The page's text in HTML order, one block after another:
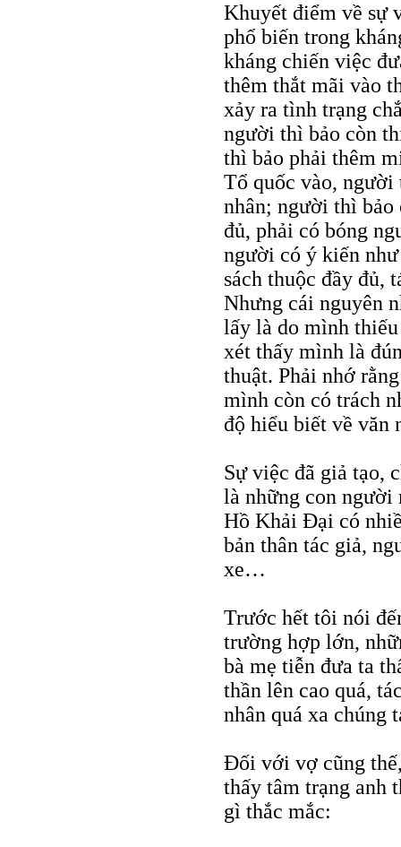
Khuyết điểm về sự
phổ biến trong
kháng chiến việc
thêm thắt mãi vào
xảy ra tình trạng
người thì bảo còn
thì bảo phải thêm
Tổ quốc vào, người
nhân; người thì bảo
đủ, phải có bóng
người có ý kiến
sách thuộc đầy đủ,
Nhưng cái nguyên
lấy là do mình
xét thấy mình là
thuật. Phải nhớ
mình còn có trách
độ hiểu biết về văn
Sự việc đã giả tạo,
là những con người
Hồ Khải Đại có
bản thân tác giả,
xe…
Trước hết tôi nói
trường hợp lớn,
bà mẹ tiễn đưa ta
thần lên cao quá,
nhân quá xa chúng
Đối với vợ cũng
thấy tâm trạng anh
gì thắc mắc: